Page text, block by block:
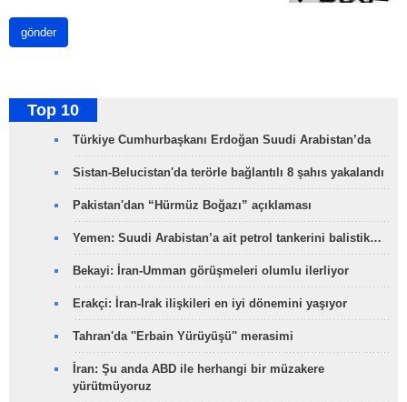
gönder
Top 10
Türkiye Cumhurbaşkanı Erdoğan Suudi Arabistan’da
Sistan-Belucistan'da terörle bağlantılı 8 şahıs yakalandı
Pakistan'dan “Hürmüz Boğazı” açıklaması
Yemen: Suudi Arabistan’a ait petrol tankerini balistik…
Bekayi: İran-Umman görüşmeleri olumlu ilerliyor
Erakçi: İran-Irak ilişkileri en iyi dönemini yaşıyor
Tahran'da ''Erbain Yürüyüşü'' merasimi
İran: Şu anda ABD ile herhangi bir müzakere
yürütmüyoruz